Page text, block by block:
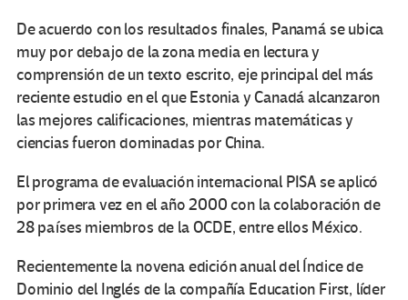
De acuerdo con los resultados finales, Panamá se ubica
muy por debajo de la zona media en lectura y
comprensión de un texto escrito, eje principal del más
reciente estudio en el que Estonia y Canadá alcanzaron
las mejores calificaciones, mientras matemáticas y
ciencias fueron dominadas por China.
El programa de evaluación internacional PISA se aplicó
por primera vez en el año 2000 con la colaboración de
28 países miembros de la OCDE, entre ellos México.
Recientemente la novena edición anual del Índice de
Dominio del Inglés de la compañía Education First, líder